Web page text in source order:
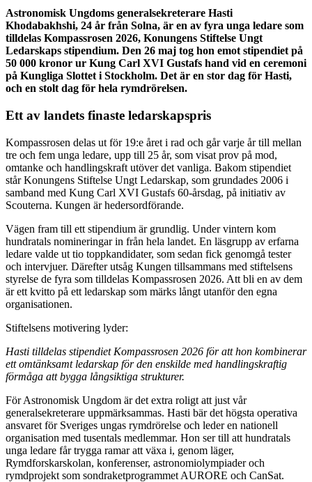
Astronomisk Ungdoms generalsekreterare Hasti
Khodabakhshi, 24 år från Solna, är en av fyra unga ledare som
tilldelas Kompassrosen 2026, Konungens Stiftelse Ungt
Ledarskaps stipendium. Den 26 maj tog hon emot stipendiet på
50 000 kronor ur Kung Carl XVI Gustafs hand vid en ceremoni
på Kungliga Slottet i Stockholm. Det är en stor dag för Hasti,
och en stolt dag för hela rymdrörelsen.
Ett av landets finaste ledarskapspris
Kompassrosen delas ut för 19:e året i rad och går varje år till mellan
tre och fem unga ledare, upp till 25 år, som visat prov på mod,
omtanke och handlingskraft utöver det vanliga. Bakom stipendiet
står Konungens Stiftelse Ungt Ledarskap, som grundades 2006 i
samband med Kung Carl XVI Gustafs 60-årsdag, på initiativ av
Scouterna. Kungen är hedersordförande.
Vägen fram till ett stipendium är grundlig. Under vintern kom
hundratals nomineringar in från hela landet. En läsgrupp av erfarna
ledare valde ut tio toppkandidater, som sedan fick genomgå tester
och intervjuer. Därefter utsåg Kungen tillsammans med stiftelsens
styrelse de fyra som tilldelas Kompassrosen 2026. Att bli en av dem
är ett kvitto på ett ledarskap som märks långt utanför den egna
organisationen.
Stiftelsens motivering lyder:
Hasti tilldelas stipendiet Kompassrosen 2026 för att hon kombinerar
ett omtänksamt ledarskap för den enskilde med handlingskraftig
förmåga att bygga långsiktiga strukturer.
För Astronomisk Ungdom är det extra roligt att just vår
generalsekreterare uppmärksammas. Hasti bär det högsta operativa
ansvaret för Sveriges ungas rymdrörelse och leder en nationell
organisation med tusentals medlemmar. Hon ser till att hundratals
unga ledare får trygga ramar att växa i, genom läger,
Rymdforskarskolan, konferenser, astronomiolympiader och
rymdprojekt som sondraketprogrammet AURORE och CanSat.